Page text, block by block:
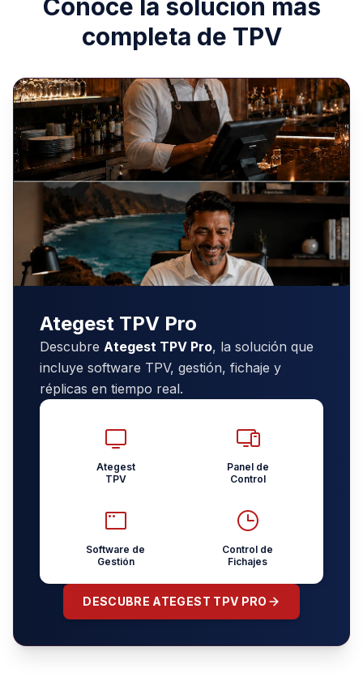
Conoce la solución más
completa de TPV
Ategest TPV Pro
Descubre Ategest TPV Pro, la solución que
incluye software TPV, gestión, fichaje y
réplicas en tiempo real.
Ategest
TPV
Panel de
Control
Software de
Gestión
Control de
Fichajes
DESCUBRE ATEGEST TPV PRO